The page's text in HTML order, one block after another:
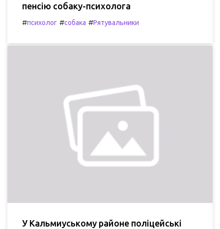
пенсію собаку-психолога
#психолог #собака #Рятувальники
У Кальмиуському районе поліцейські